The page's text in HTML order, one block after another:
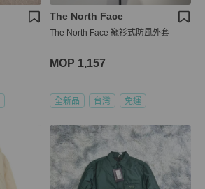
The North Face
The North Face 襯衫式防風外套
MOP 1,157
全新品 台灣 免運